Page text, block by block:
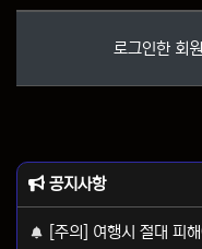
로그인한 회
공지사항
[주의] 여행시 절대 피